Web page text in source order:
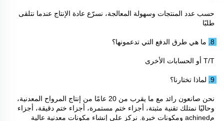
طلبًا
8. ما هي طرق الدفع التي تدعمونها؟
T/T أو الحسابات الأخرى
9. لماذا تختارنا؟